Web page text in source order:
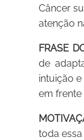
Câncer
atenção
FRASE
de
intuição
em frente
toda